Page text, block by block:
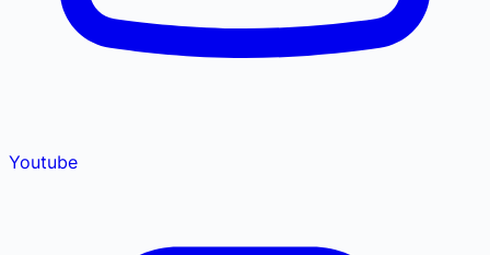
Youtube